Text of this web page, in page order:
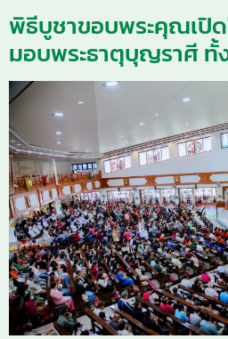
พิธีบูชาขอบพระคุณเปิ
มอบพระธาตุบุญราศี ทั้